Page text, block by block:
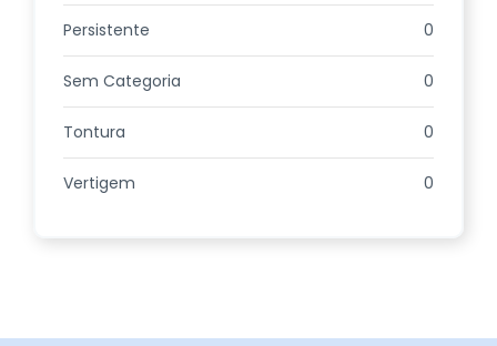
Persistente 0
Sem Categoria 0
Tontura 0
Vertigem 0